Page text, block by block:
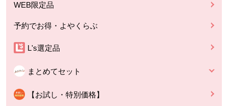
WEB限定品
予約でお得・よやくらぶ
L's選定品
まとめてセット
【お試し・特別価格】